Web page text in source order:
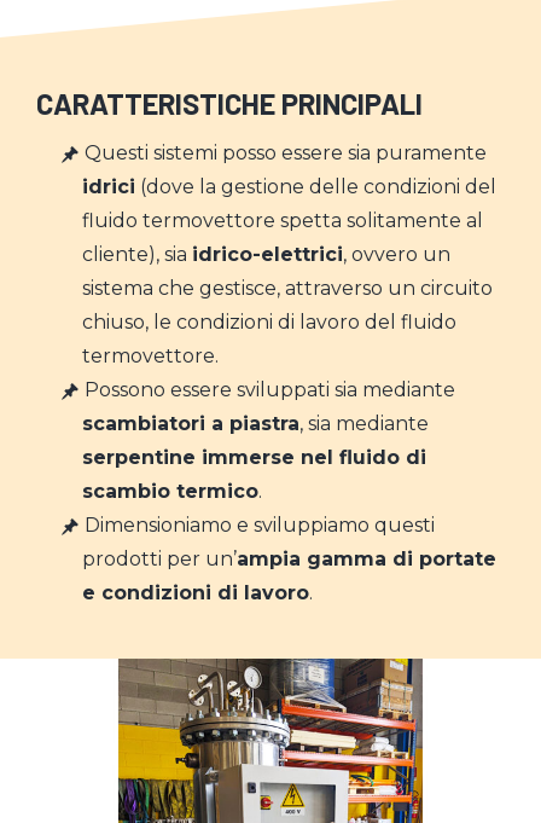
CARATTERISTICHE PRINCIPALI
Questi sistemi posso essere sia puramente
idrici (dove la gestione delle condizioni del
fluido termovettore spetta solitamente al
cliente), sia idrico-elettrici, ovvero un
sistema che gestisce, attraverso un circuito
chiuso, le condizioni di lavoro del fluido
termovettore.
Possono essere sviluppati sia mediante
scambiatori a piastra, sia mediante
serpentine immerse nel fluido di
scambio termico.
Dimensioniamo e sviluppiamo questi
prodotti per un’ampia gamma di portate
e condizioni di lavoro.